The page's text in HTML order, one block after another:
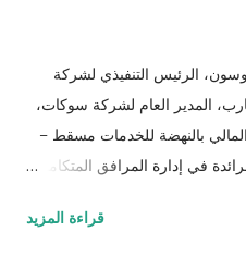
الرئيس التنفيذي لشركة
المدير العام لشركة سوكات،
بالنهضة للخدمات مسقط –
في إدارة المرافق المتكاملة
متعددة الجنسياتقراءة المزيد